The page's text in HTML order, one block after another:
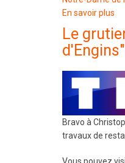
En savoir plus
de
Le
d'Engins"
Bravo à
travaux de